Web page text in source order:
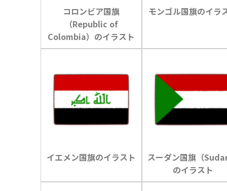
コロンビア国旗
（Republic of
Colombia）のイラスト
モンゴル国旗のイラ
イエメン国旗のイラスト
スーダン国旗（Sudan
のイラスト